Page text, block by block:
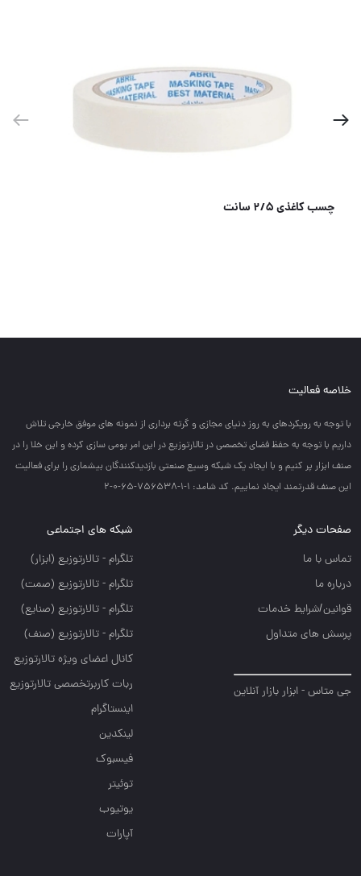
چسب کاغذی 2/5 سانت
خلاصه فعالیت
با توجه به رويكردهاي به روز دنياي مجازي و گرته برداري از نمونه هاي موفق خارجي تلاش
داريم با توجه به حفظ فضاي تخصصي در تالارتوزيع در اين امر بومي سازي كرده و اين خلا را در
صنف ابزار پر كنيم و با ايجاد يك شبكه وسيع صنعتي بازديدكنندگان بيشماري را براي فعاليت
اين صنف قدرتمند ايجاد نماييم. کد شامد: 1-1-756538-65-0-2
صفحات دیگر
تماس با ما
درباره ما
قوانین/شرایط خدمات
پرسش های متداول
جی متاس - ابزار بازار آنلاین
شبکه های اجتماعی
تلگرام - تالارتوزيع (ابزار)
تلگرام - تالارتوزيع (صمت)
تلگرام - تالارتوزيع (صنايع)
تلگرام - تالارتوزیع (صنف)
کانال اعضای ویژه تالارتوزیع
ربات کاربرتخصصی تالارتوزیع
اینستاگرام
لینکدین
فیسبوک
توئیتر
یوتیوب
آپارات